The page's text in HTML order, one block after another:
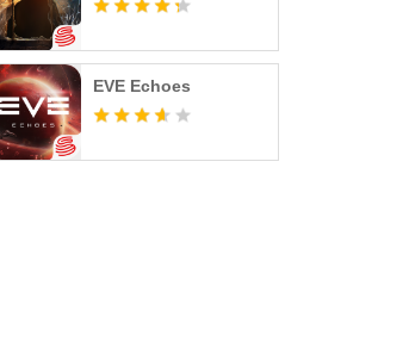
EVE Echoes